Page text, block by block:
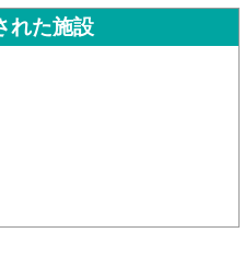
れた施設